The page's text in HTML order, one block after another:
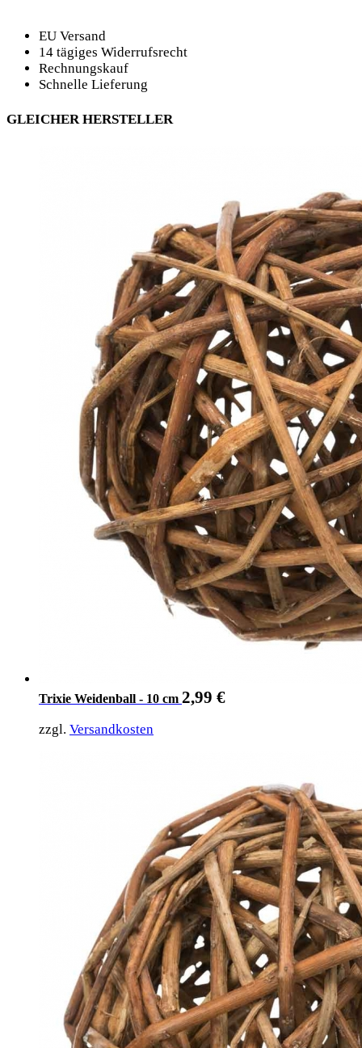
EU Versand
14 tägiges Widerrufsrecht
Rechnungskauf
Schnelle Lieferung
GLEICHER HERSTELLER
Trixie Weidenball - 10 cm 2,99 €
zzgl. Versandkosten